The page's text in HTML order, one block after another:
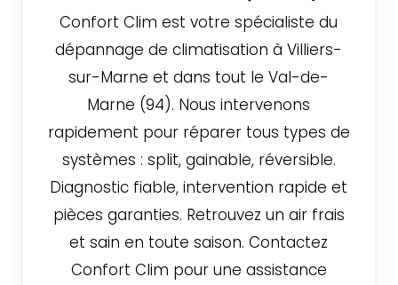
Confort Clim est votre spécialiste du
dépannage de climatisation à Villiers-
sur-Marne et dans tout le Val-de-
Marne (94). Nous intervenons
rapidement pour réparer tous types de
systèmes : split, gainable, réversible.
Diagnostic fiable, intervention rapide et
pièces garanties. Retrouvez un air frais
et sain en toute saison. Contactez
Confort Clim pour une assistance